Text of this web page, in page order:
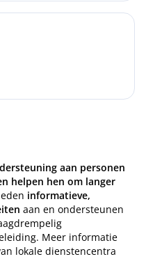
aan personen
helpen hen om langer
informatieve,
aan en ondersteunen
Meer informatie
lokale dienstencentra